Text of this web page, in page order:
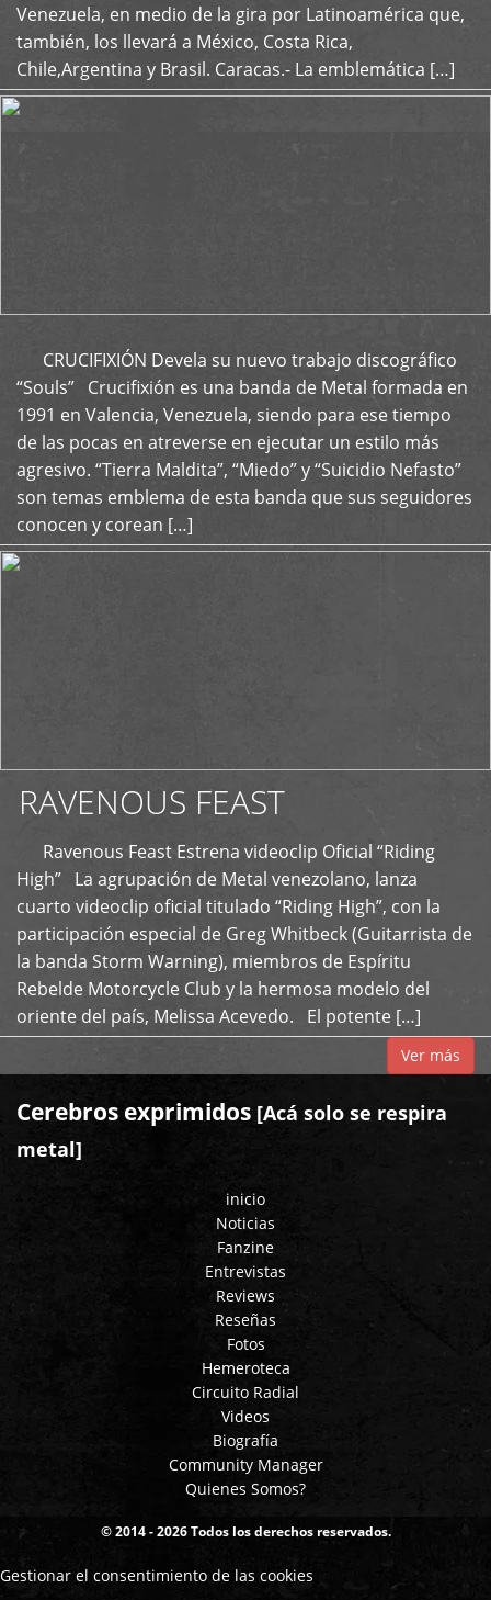
Venezuela, en medio de la gira por Latinoamérica que,
también, los llevará a México, Costa Rica,
Chile,Argentina y Brasil. Caracas.- La emblemática […]
CRUCIFIXIÓN Devela su nuevo trabajo discográfico
“Souls” Crucifixión es una banda de Metal formada en
1991 en Valencia, Venezuela, siendo para ese tiempo
de las pocas en atreverse en ejecutar un estilo más
agresivo. “Tierra Maldita”, “Miedo” y “Suicidio Nefasto”
son temas emblema de esta banda que sus seguidores
conocen y corean […]
+
RAVENOUS FEAST
Ravenous Feast Estrena videoclip Oficial “Riding
High” La agrupación de Metal venezolano, lanza
cuarto videoclip oficial titulado “Riding High”, con la
participación especial de Greg Whitbeck (Guitarrista de
la banda Storm Warning), miembros de Espíritu
Rebelde Motorcycle Club y la hermosa modelo del
oriente del país, Melissa Acevedo. El potente […]
Ver más
Cerebros exprimidos [Acá solo se respira
metal]
inicio
Noticias
Fanzine
Entrevistas
Reviews
Reseñas
Fotos
Hemeroteca
Circuito Radial
Videos
Biografía
Community Manager
Quienes Somos?
© 2014 - 2026 Todos los derechos reservados.
Gestionar el consentimiento de las cookies